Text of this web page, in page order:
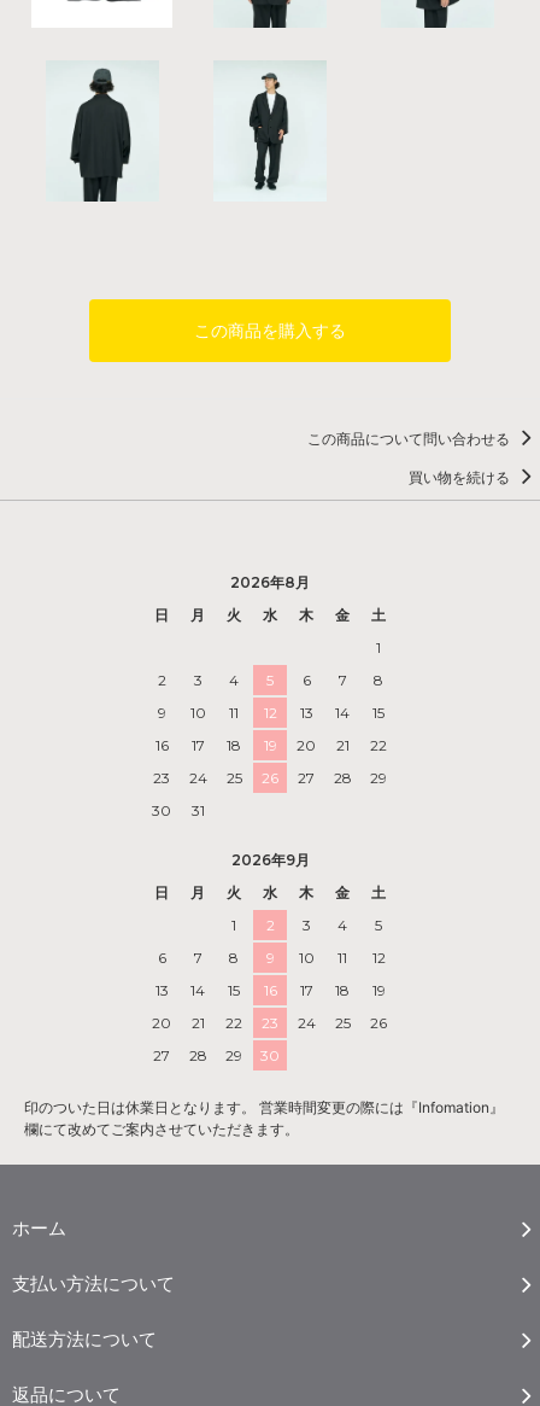
この商品を購入する
この商品について問い合わせる
買い物を続ける
2026年8月
日
月 火 水 木 金
土
1
2
3 4 5 6 7
8
9
10 11 12 13 14
15
16
17 18 19 20 21
22
23
24 25 26 27 28
29
30
31
2026年9月
日
月 火 水 木 金
土
1
2 3 4
5
6
7 8 9 10 11
12
13
14 15 16 17 18
19
20
21 22 23 24 25
26
27
28 29 30
印のついた日は休業日となります。 営業時間変更の際には『Infomation』
欄にて改めてご案内させていただきます。
ホーム
支払い方法について
配送方法について
返品について